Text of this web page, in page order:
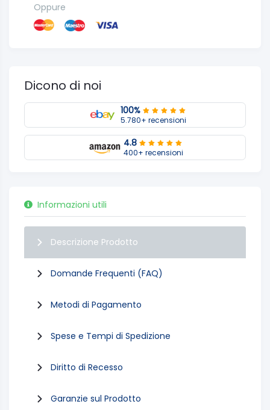
Oppure
Dicono di noi
100%
5.780+ recensioni
4.8
400+ recensioni
Informazioni utili
Descrizione Prodotto
Domande Frequenti (FAQ)
Metodi di Pagamento
Spese e Tempi di Spedizione
Diritto di Recesso
Garanzie sul Prodotto